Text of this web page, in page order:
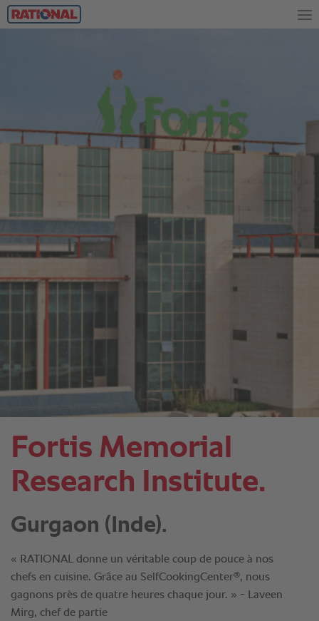
Fortis Memorial
Research Institute.
Gurgaon (Inde).
« RATIONAL donne un véritable coup de pouce à nos
chefs en cuisine. Grâce au SelfCookingCenter®, nous
gagnons près de quatre heures chaque jour. » - Laveen
Mirg, chef de partie